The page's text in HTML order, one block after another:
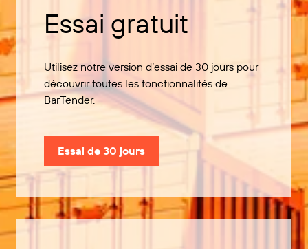
Essai gratuit
Utilisez notre version d’essai de 30 jours pour
découvrir toutes les fonctionnalités de
BarTender.
Essai de 30 jours